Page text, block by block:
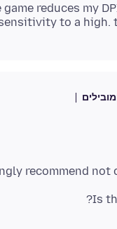
reduces my
to a
recommend not
Is